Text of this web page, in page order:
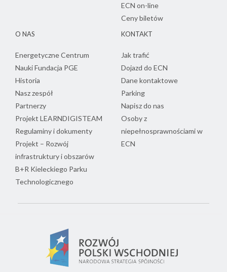
ECN on-line
Ceny biletów
O NAS
Energetyczne Centrum
Nauki Fundacja PGE
Historia
Nasz zespół
Partnerzy
Projekt LEARNDIGISTEAM
Regulaminy i dokumenty
Projekt – Rozwój
infrastruktury i obszarów
B+R Kieleckiego Parku
Technologicznego
KONTAKT
Jak trafić
Dojazd do ECN
Dane kontaktowe
Parking
Napisz do nas
Osoby z
niepełnosprawnościami w
ECN